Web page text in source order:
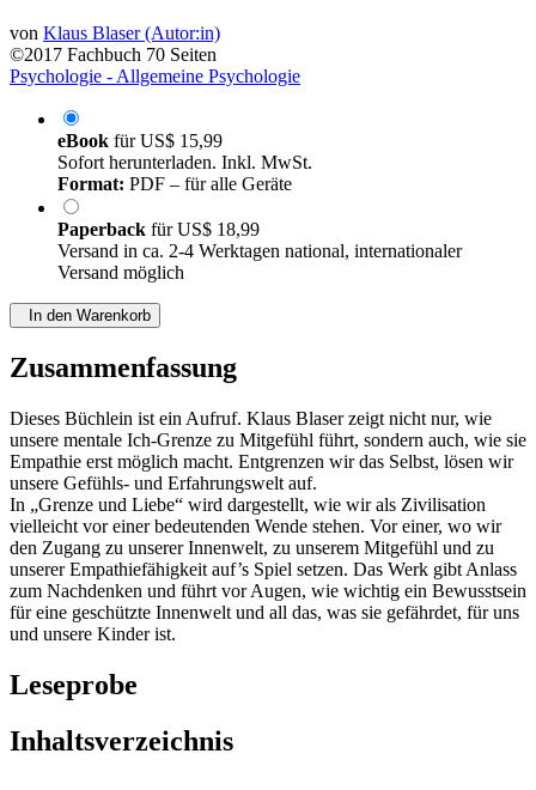
von Klaus Blaser (Autor:in)
©2017 Fachbuch 70 Seiten
Psychologie - Allgemeine Psychologie
eBook fürUS$ 15,99
Sofort herunterladen. Inkl. MwSt.
Format: PDF – für alle Geräte
Paperback fürUS$ 18,99
Versand in ca. 2-4 Werktagen national, internationaler
Versand möglich
In den Warenkorb
Zusammenfassung
Dieses Büchlein ist ein Aufruf. Klaus Blaser zeigt nicht nur, wie
unsere mentale Ich-Grenze zu Mitgefühl führt, sondern auch, wie sie
Empathie erst möglich macht. Entgrenzen wir das Selbst, lösen wir
unsere Gefühls- und Erfahrungswelt auf.
In „Grenze und Liebe“ wird dargestellt, wie wir als Zivilisation
vielleicht vor einer bedeutenden Wende stehen. Vor einer, wo wir
den Zugang zu unserer Innenwelt, zu unserem Mitgefühl und zu
unserer Empathiefähigkeit auf’s Spiel setzen. Das Werk gibt Anlass
zum Nachdenken und führt vor Augen, wie wichtig ein Bewusstsein
für eine geschützte Innenwelt und all das, was sie gefährdet, für uns
und unsere Kinder ist.
Leseprobe
Inhaltsverzeichnis